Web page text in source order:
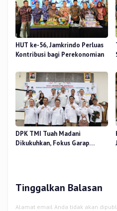
HUT ke-56, Jamkrindo Perluas
Kontribusi bagi Perekonomian
DPK TMI Tuah Madani
Dikukuhkan, Fokus Garap
Tinggalkan Balasan
Alamat email Anda tidak akan